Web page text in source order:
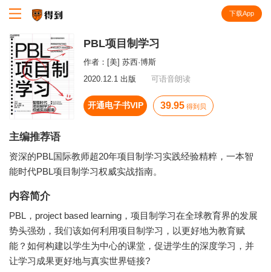
下载App
PBL项目制学习
作者： [美] 苏西·博斯
2020.12.1 出版
可语音朗读
开通电子书VIP 39.95 得到贝
主编推荐语
资深的PBL国际教师超20年项目制学习实践经验精粹，一本智
能时代PBL项目制学习权威实战指南。
内容简介
PBL，project based learning，项目制学习在全球教育界的发展
势头强劲，我们该如何利用项目制学习，以更好地为教育赋
能？如何构建以学生为中心的课堂，促进学生的深度学习，并
让学习成果更好地与真实世界链接?